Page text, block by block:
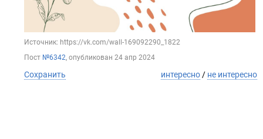
Источник: https://vk.com/wall-169092290_1822
Пост №6342, опубликован 24 апр 2024
Сохранить интересно / не интересно